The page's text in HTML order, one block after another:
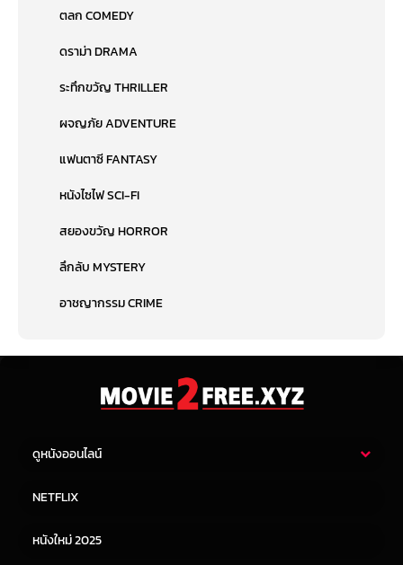
ตลก COMEDY
ดราม่า DRAMA
ระทึกขวัญ THRILLER
ผจญภัย ADVENTURE
แฟนตาซี FANTASY
หนังไซไฟ SCI-FI
สยองขวัญ HORROR
ลึกลับ MYSTERY
อาชญากรรม CRIME
ดูหนังออนไลน์
หนังจีน
NETFLIX
หนังใหม่ 2025